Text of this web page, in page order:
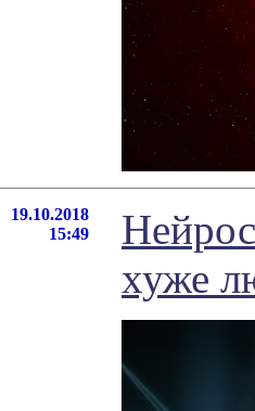
19.10.2018
15:49
хуже